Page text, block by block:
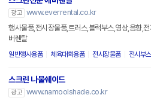
광고 www.everrental.co.kr
행사물품,전시장물품,트러스,블럭부스,영상,음향,
버렌탈
일반행사용품 체육대회용품 전시장물품 전시부스
스크린 나물쉐이드
광고 www.namoolshade.co.kr